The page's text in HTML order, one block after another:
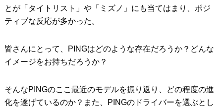
とが「タイトリスト」や「ミズノ」にも当てはまり、ポジ
ティブな反応が多かった。
皆さんにとって、PINGはどのような存在だろうか？どんな
イメージをお持ちだろうか？
そんなPINGのここ最近のモデルを振り返り、どの程度の進
化を遂げているのか？また、PINGのドライバーを選ぶとし